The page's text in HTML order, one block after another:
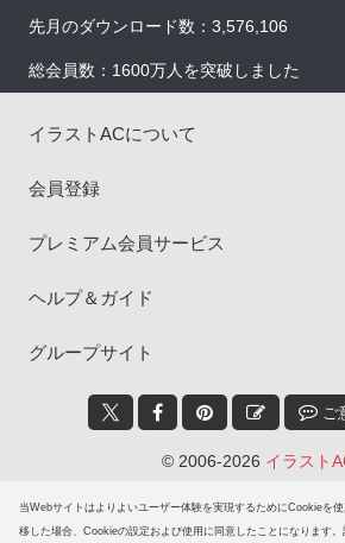
当Webサイトはよりよいユーザー体験を実現するためにCookieを
移した場合、Cookieの設定および使用に同意したことになります
先月のダウンロード数：3,576,106
総会員数：1600万人を突破しました
イラストACについて
会員登録
プレミアム会員サービス
ヘルプ＆ガイド
グループサイト
ご
© 2006-2026 イラスト